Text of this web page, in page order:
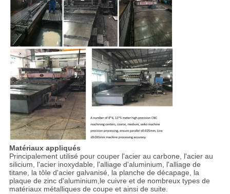
Matériaux appliqués
Principalement utilisé pour couper l'acier au carbone, l'acier au
silicium, l'acier inoxydable, l'alliage d'aluminium, l'alliage de
titane, la tôle d'acier galvanisé, la planche de décapage, la
plaque de zinc d'aluminium,le cuivre et de nombreux types de
matériaux métalliques de coupe et ainsi de suite.